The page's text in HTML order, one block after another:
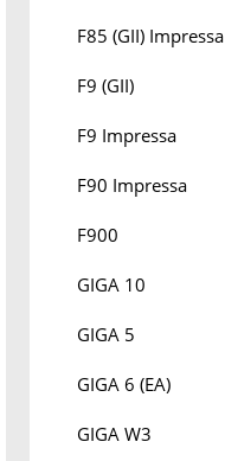
F85 (GII) Impressa
F9 (GII)
F9 Impressa
F90 Impressa
F900
GIGA 10
GIGA 5
GIGA 6 (EA)
GIGA W3